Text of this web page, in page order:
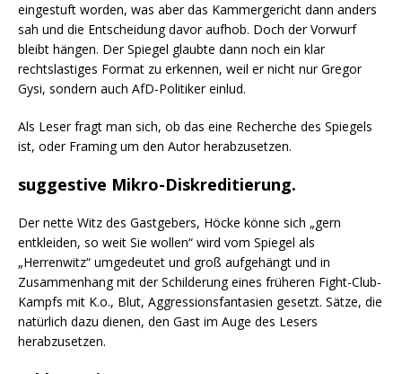
eingestuft worden, was aber das Kammergericht dann anders
sah und die Entscheidung davor aufhob. Doch der Vorwurf
bleibt hängen. Der Spiegel glaubte dann noch ein klar
rechtslastiges Format zu erkennen, weil er nicht nur Gregor
Gysi, sondern auch AfD-Politiker einlud.
Als Leser fragt man sich, ob das eine Recherche des Spiegels
ist, oder Framing um den Autor herabzusetzen.
suggestive Mikro-Diskreditierung.
Der nette Witz des Gastgebers, Höcke könne sich „gern
entkleiden, so weit Sie wollen“ wird vom Spiegel als
„Herrenwitz“ umgedeutet und groß aufgehängt und in
Zusammenhang mit der Schilderung eines früheren Fight-Club-
Kampfs mit K.o., Blut, Aggressionsfantasien gesetzt. Sätze, die
natürlich dazu dienen, den Gast im Auge des Lesers
herabzusetzen.